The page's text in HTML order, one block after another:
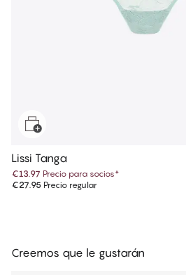
Lissi Tanga
€13.97 Precio para socios*
€27.95 Precio regular
Creemos que le gustarán